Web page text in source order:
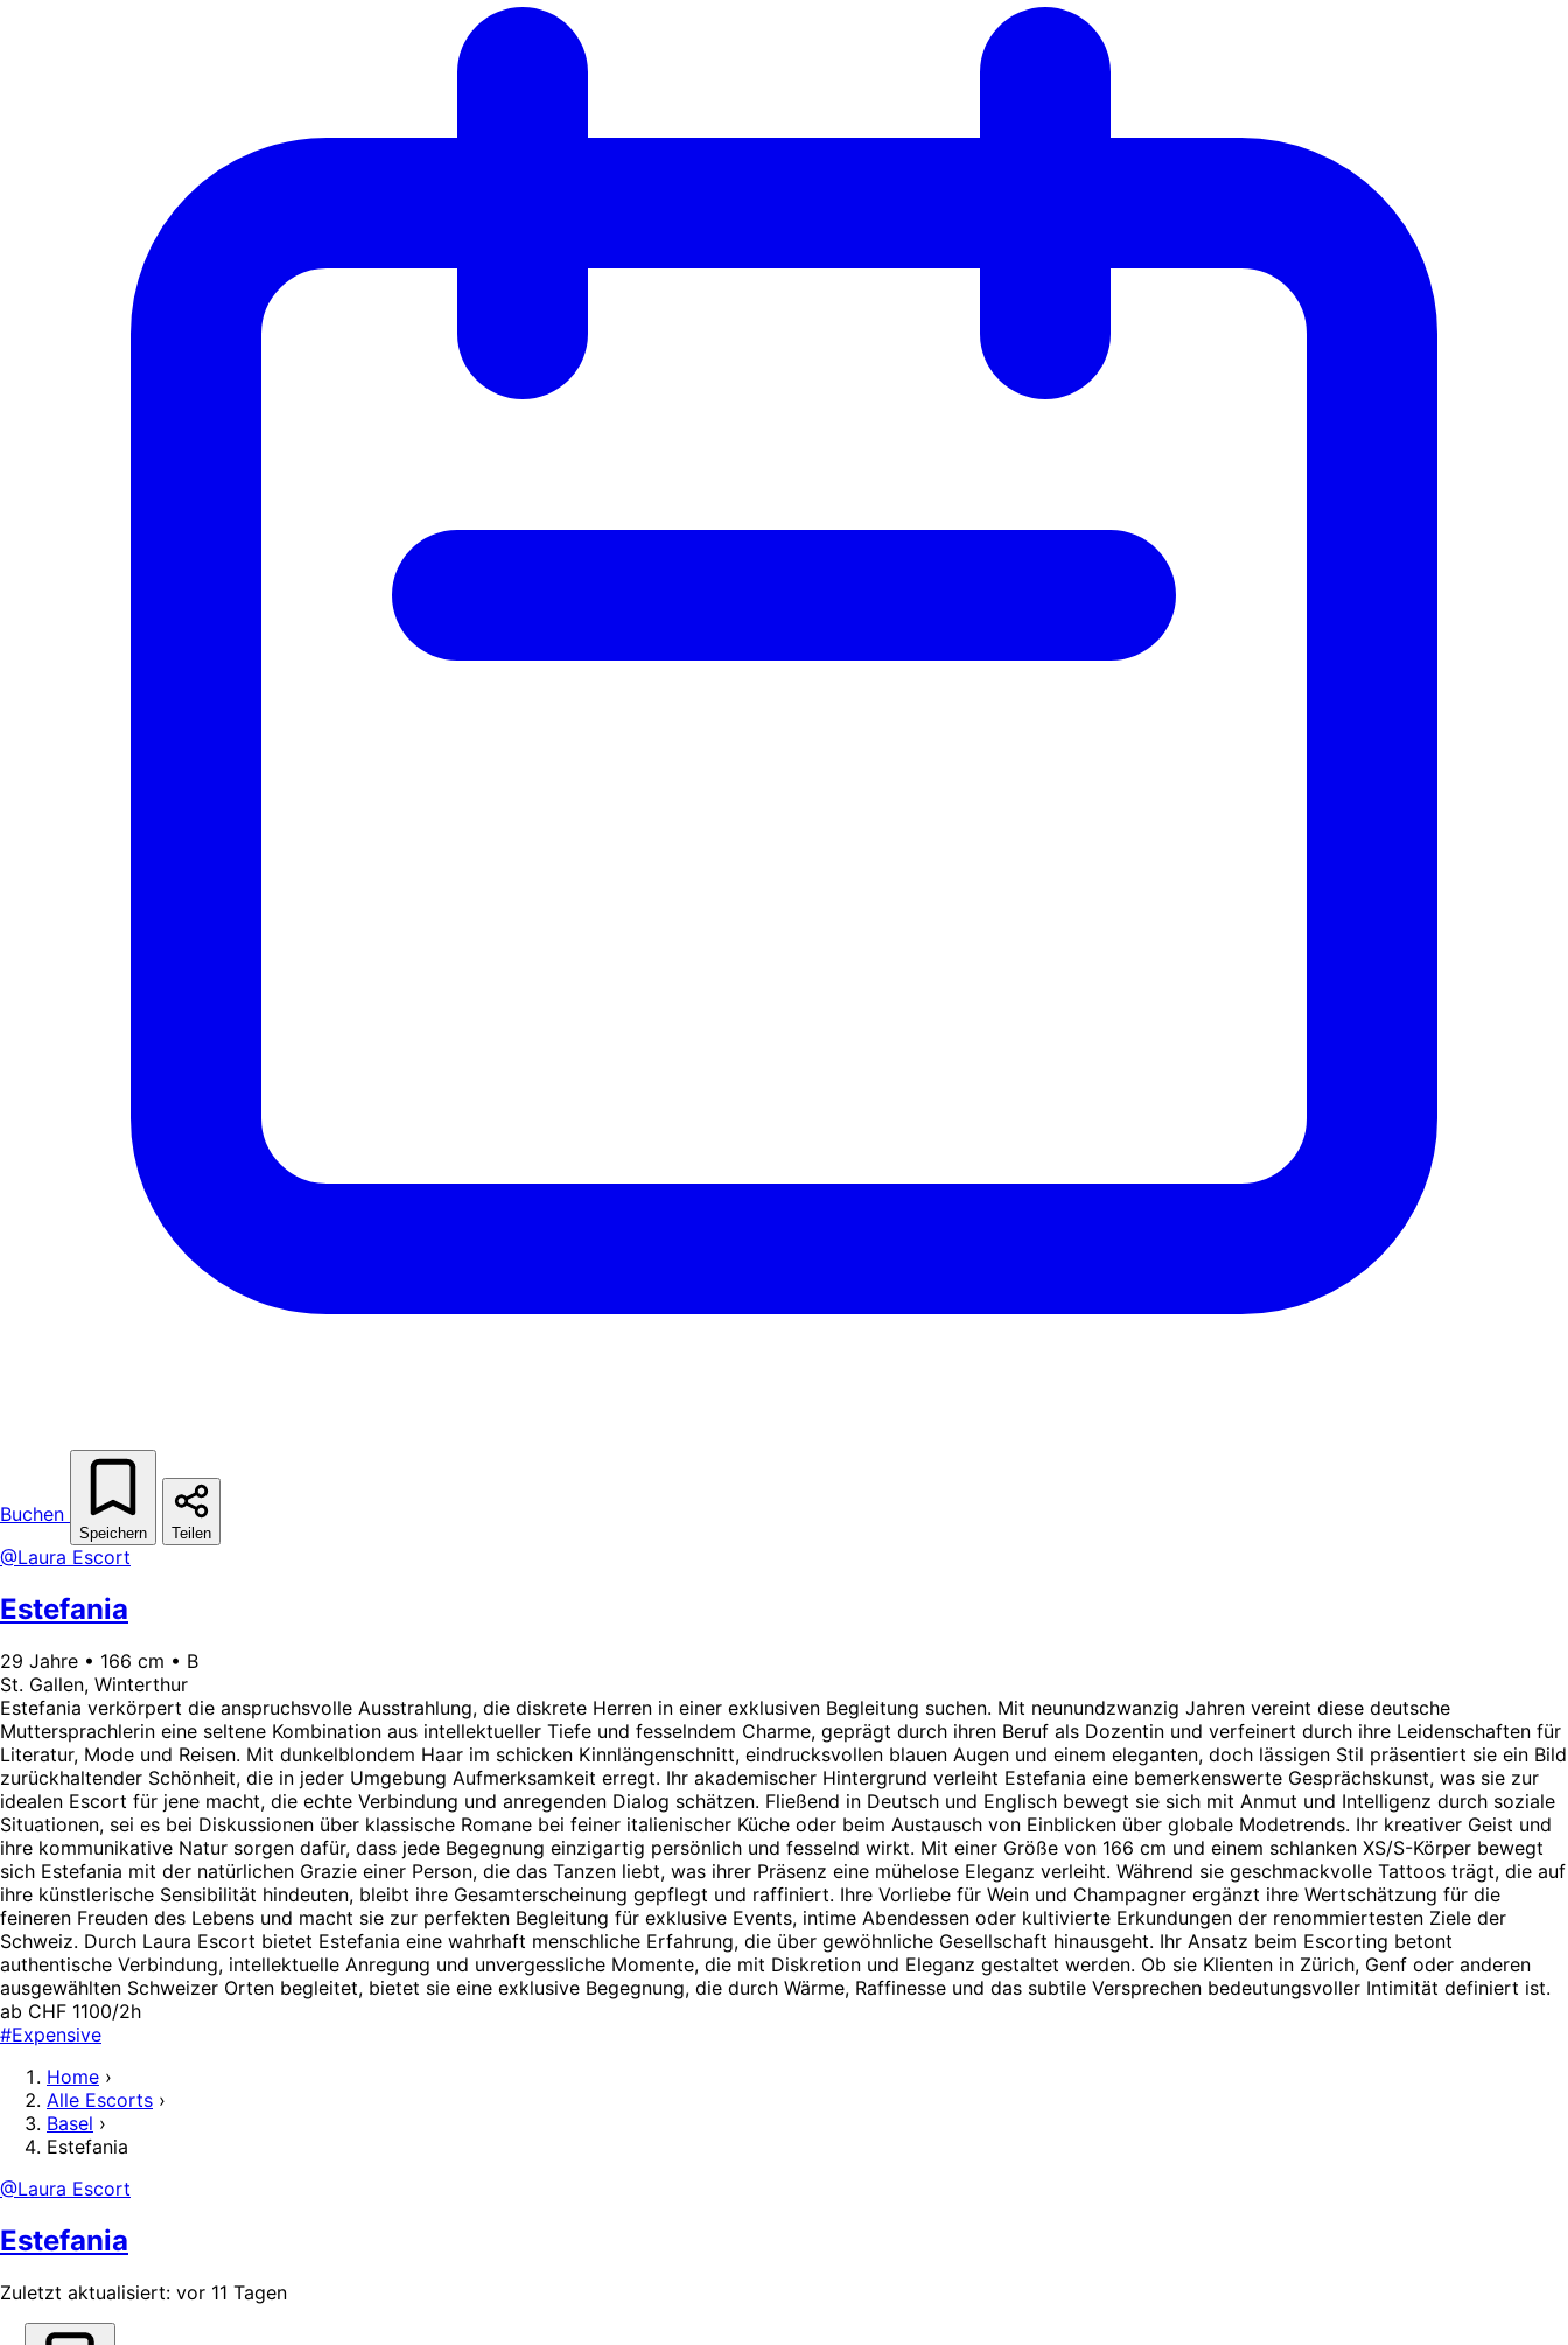
Buchen
Speichern Teilen
@Laura Escort
Estefania
29 Jahre • 166 cm • B
St. Gallen, Winterthur
Estefania verkörpert die anspruchsvolle Ausstrahlung, die diskrete Herren in einer exklusiven Begleitung suchen. Mit neunundzwanzig Jahren vereint diese deutsche
Muttersprachlerin eine seltene Kombination aus intellektueller Tiefe und fesselndem Charme, geprägt durch ihren Beruf als Dozentin und verfeinert durch ihre Leidenschaften für
Literatur, Mode und Reisen. Mit dunkelblondem Haar im schicken Kinnlängenschnitt, eindrucksvollen blauen Augen und einem eleganten, doch lässigen Stil präsentiert sie ein Bild
zurückhaltender Schönheit, die in jeder Umgebung Aufmerksamkeit erregt. Ihr akademischer Hintergrund verleiht Estefania eine bemerkenswerte Gesprächskunst, was sie zur
idealen Escort für jene macht, die echte Verbindung und anregenden Dialog schätzen. Fließend in Deutsch und Englisch bewegt sie sich mit Anmut und Intelligenz durch soziale
Situationen, sei es bei Diskussionen über klassische Romane bei feiner italienischer Küche oder beim Austausch von Einblicken über globale Modetrends. Ihr kreativer Geist und
ihre kommunikative Natur sorgen dafür, dass jede Begegnung einzigartig persönlich und fesselnd wirkt. Mit einer Größe von 166 cm und einem schlanken XS/S-Körper bewegt
sich Estefania mit der natürlichen Grazie einer Person, die das Tanzen liebt, was ihrer Präsenz eine mühelose Eleganz verleiht. Während sie geschmackvolle Tattoos trägt, die auf
ihre künstlerische Sensibilität hindeuten, bleibt ihre Gesamterscheinung gepflegt und raffiniert. Ihre Vorliebe für Wein und Champagner ergänzt ihre Wertschätzung für die
feineren Freuden des Lebens und macht sie zur perfekten Begleitung für exklusive Events, intime Abendessen oder kultivierte Erkundungen der renommiertesten Ziele der
Schweiz. Durch Laura Escort bietet Estefania eine wahrhaft menschliche Erfahrung, die über gewöhnliche Gesellschaft hinausgeht. Ihr Ansatz beim Escorting betont
authentische Verbindung, intellektuelle Anregung und unvergessliche Momente, die mit Diskretion und Eleganz gestaltet werden. Ob sie Klienten in Zürich, Genf oder anderen
ausgewählten Schweizer Orten begleitet, bietet sie eine exklusive Begegnung, die durch Wärme, Raffinesse und das subtile Versprechen bedeutungsvoller Intimität definiert ist.
ab CHF 1100/2h
#Expensive
Home ›
Alle Escorts ›
Basel ›
Estefania
@Laura Escort
Estefania
Zuletzt aktualisiert: vor 11 Tagen